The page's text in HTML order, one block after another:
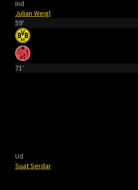
Ind
Julian Weigl
59'
71'
Ud
Suat Serdar